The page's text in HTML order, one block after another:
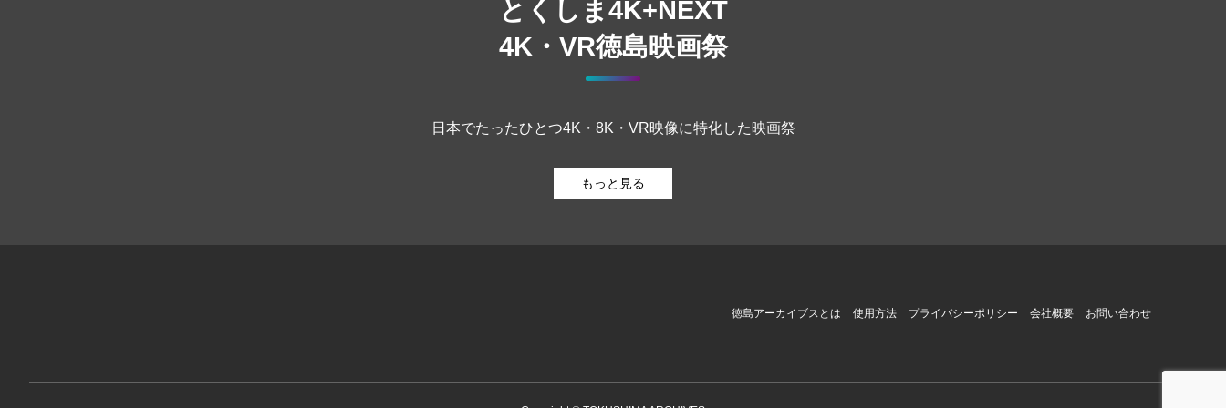
とくしま4K+NEXT
4K・VR徳島映画祭
日本でたったひとつ4K・8K・VR映像に特化した映画祭
もっと見る
徳島アーカイブスとは 使用方法 プライバシーポリシー 会社概要 お問い合わせ